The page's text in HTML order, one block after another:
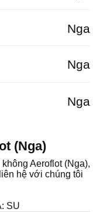
Nga
Nga
Nga
(Nga)
Aeroflot (Nga),
hệ với chúng tôi
SU